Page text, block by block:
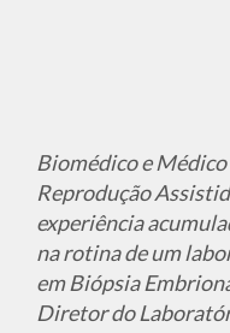
Biomédico e
Reprodução
experiência
na rotina de um
em Biópsia
Diretor do